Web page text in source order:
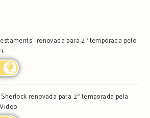
renovada para 2ª temporada pelo
renovada para 2ª temporada pela